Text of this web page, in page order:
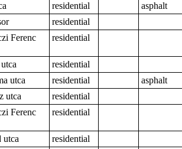
residential
asphalt
residential
Ferenc
residential
residential
utca residential
asphalt
utca
residential
Ferenc
residential
utca
residential